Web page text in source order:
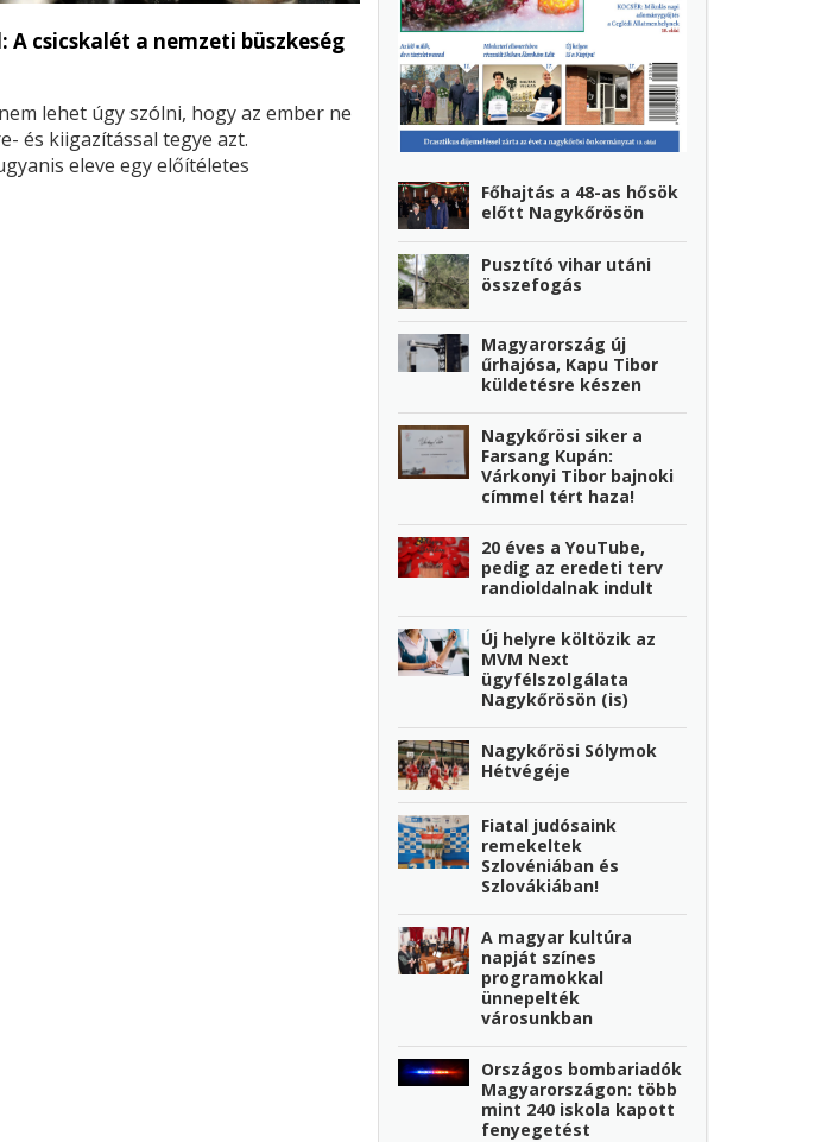
A csicskalét a nemzeti büszkeség
lehet úgy szólni, hogy az ember ne
és kiigazítással tegye azt.
eleve egy előítéletes
Főhajtás a 48-as hősök
előtt Nagykőrösön
Pusztító vihar utáni
összefogás
Magyarország új
űrhajósa, Kapu Tibor
küldetésre készen
Nagykőrösi siker a
Farsang Kupán:
Várkonyi Tibor bajnoki
címmel tért haza!
20 éves a YouTube,
pedig az eredeti terv
randioldalnak indult
Új helyre költözik az
MVM Next
ügyfélszolgálata
Nagykőrösön (is)
Nagykőrösi Sólymok
Hétvégéje
Fiatal judósaink
remekeltek
Szlovéniában és
Szlovákiában!
A magyar kultúra
napját színes
programokkal
ünnepelték
városunkban
Országos bombariadók
Magyarországon: több
mint 240 iskola kapott
fenyegetést